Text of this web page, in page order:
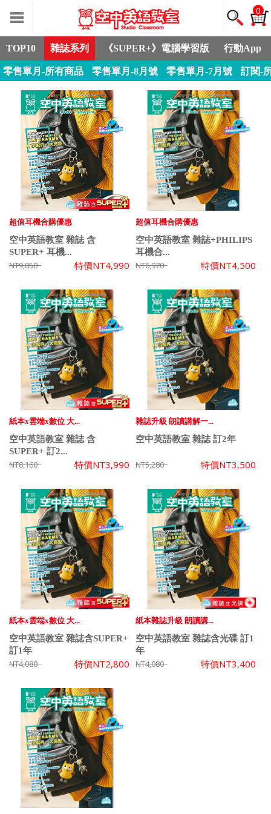
0
TOP10 雜誌系列 《SUPER+》電腦學習版 行動App
零售單月-所有商品 零售單月-8月號 零售單月-7月號 訂閱-
超值耳機合購優惠
空中英語教室 雜誌 含
SUPER+ 耳機...
NT9,850 特價NT4,990
超值耳機合購優惠
空中英語教室 雜誌+PHILIPS
耳機合...
NT6,970 特價NT4,500
紙本x雲端x數位 大...
空中英語教室 雜誌 含
SUPER+ 訂2...
NT8,160 特價NT3,990
雜誌升級 朗讀講解一...
空中英語教室 雜誌 訂2年
NT5,280 特價NT3,500
紙本x雲端x數位 大...
空中英語教室 雜誌含SUPER+
訂1年
NT4,080 特價NT2,800
紙本雜誌升級 朗讀講...
空中英語教室 雜誌含光碟 訂1
年
NT4,080 特價NT3,400